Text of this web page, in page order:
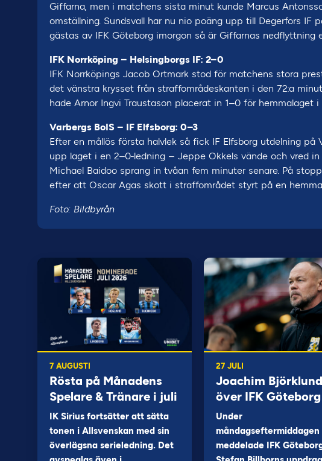
Giffarna, men i matchens sista minut kunde Marcus
omställning. Sundsvall har nu nio poäng upp till Degerfors IF
gästas av IFK Göteborg imorgon så är Giffarnas nedflyttning
IFK Norrköping – Helsingborgs IF: 2–0
IFK Norrköpings Jacob Ortmark stod för matchens stora
det vänstra krysset från straffområdeskanten i den 72:a
hade Arnor Ingvi Traustason placerat in 1–0 för hemmalaget
Varbergs BoIS – IF Elfsborg: 0–3
Efter en mållös första halvlek så fick IF Elfsborg utdelning på
upp laget i en 2–0-ledning – Jeppe Okkels vände och vred
Michael Baidoo sprang in tvåan fem minuter senare. På
efter att Oscar Agas skott i straffområdet styrt på en
Foto: Bildbyrån
7 AUGUSTI
Rösta på Månadens
Spelare & Tränare i juli
IK Sirius fortsätter att sätta
tonen i Allsvenskan med sin
överlägsna serieledning. Det
27 JULI
Joachim
över IFK Göteborg
Under
måndagseftermiddagen
meddelade IFK